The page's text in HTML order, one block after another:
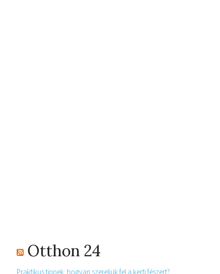
Otthon 24
Praktikus tippek: hogyan szereljük fel a kerti fészert?